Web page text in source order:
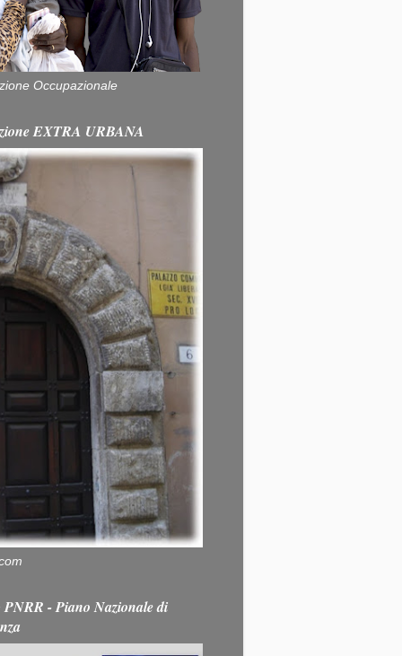
Occupazionale
EXTRA URBANA
- Piano Nazionale di